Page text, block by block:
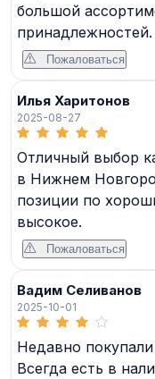
большой
Пожаловаться
Илья Харитонов
2025-08-27
Отличный выбор
в Нижнем
позиции по
высокое.
Пожаловаться
Вадим Селиванов
2025-10-01
Недавно покупали
Всегда есть в